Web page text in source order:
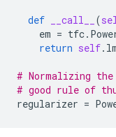
def __call__ (
em = tfc.
return self.
# Normalizing
# good rule of
regularizer =